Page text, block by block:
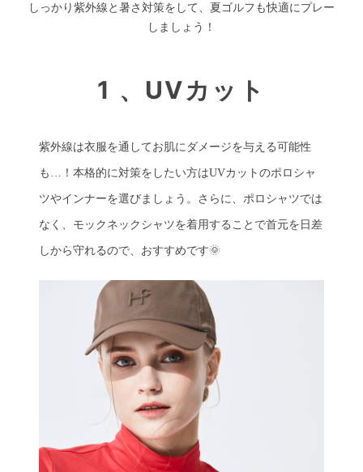
しっかり紫外線と暑さ対策をして、夏ゴルフも快適にプレー
しましょう！
1 、UVカット
紫外線は衣服を通してお肌にダメージを与える可能性
も…！本格的に対策をしたい方はUVカットのポロシャ
ツやインナーを選びましょう。さらに、ポロシャツでは
なく、モックネックシャツを着用することで首元を日差
しから守れるので、おすすめです🌞